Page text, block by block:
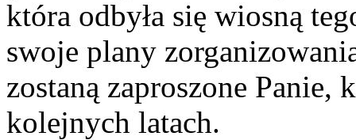
która odbyła się wiosną
swoje plany
zostaną zaproszone Panie,
kolejnych latach.